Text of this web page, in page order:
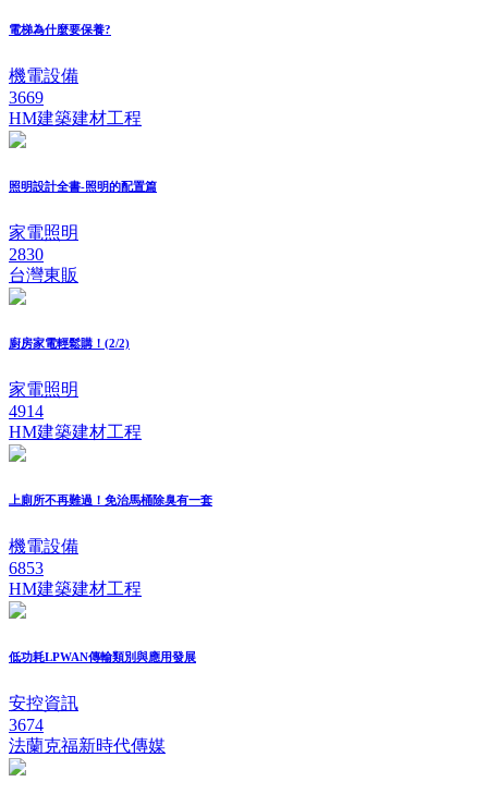
電梯為什麼要保養?
機電設備
3669
HM建築建材工程
照明設計全書-照明的配置篇
家電照明
2830
台灣東販
廚房家電輕鬆購！(2/2)
家電照明
4914
HM建築建材工程
上廁所不再難過！免治馬桶除臭有一套
機電設備
6853
HM建築建材工程
低功耗LPWAN傳輸類別與應用發展
安控資訊
3674
法蘭克福新時代傳媒